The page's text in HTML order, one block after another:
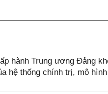
hành Trung ương Đảng
hệ thống chính trị, mô